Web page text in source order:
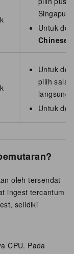
Untuk
Chinese
Untuk
pilih
langsung
Untuk
oleh tersendat
ingest tercantum
selidiki
CPU. Pada